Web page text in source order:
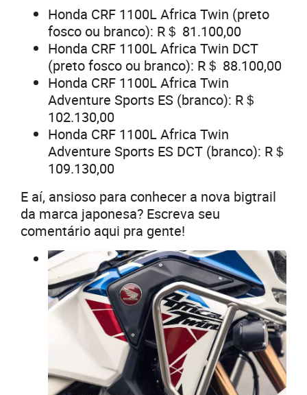
Honda CRF 1100L Africa Twin (preto
fosco ou branco): R＄ 81.100,00
Honda CRF 1100L Africa Twin DCT
(preto fosco ou branco): R＄ 88.100,00
Honda CRF 1100L Africa Twin
Adventure Sports ES (branco): R＄
102.130,00
Honda CRF 1100L Africa Twin
Adventure Sports ES DCT (branco): R＄
109.130,00
E aí, ansioso para conhecer a nova bigtrail
da marca japonesa? Escreva seu
comentário aqui pra gente!